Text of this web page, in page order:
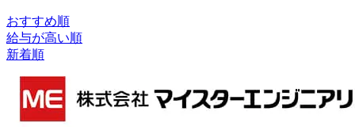
おすすめ順
給与が高い順
新着順